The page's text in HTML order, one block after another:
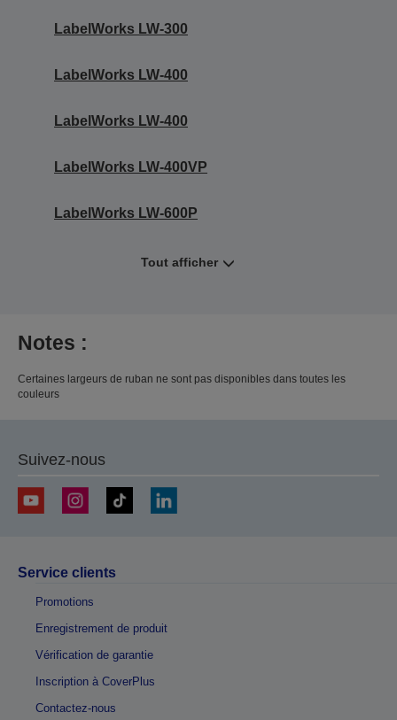
LabelWorks LW-300
LabelWorks LW-400
LabelWorks LW-400
LabelWorks LW-400VP
LabelWorks LW-600P
Tout afficher
Notes :
Certaines largeurs de ruban ne sont pas disponibles dans toutes les
couleurs
Suivez-nous
Service clients
Promotions
Enregistrement de produit
Vérification de garantie
Inscription à CoverPlus
Contactez-nous